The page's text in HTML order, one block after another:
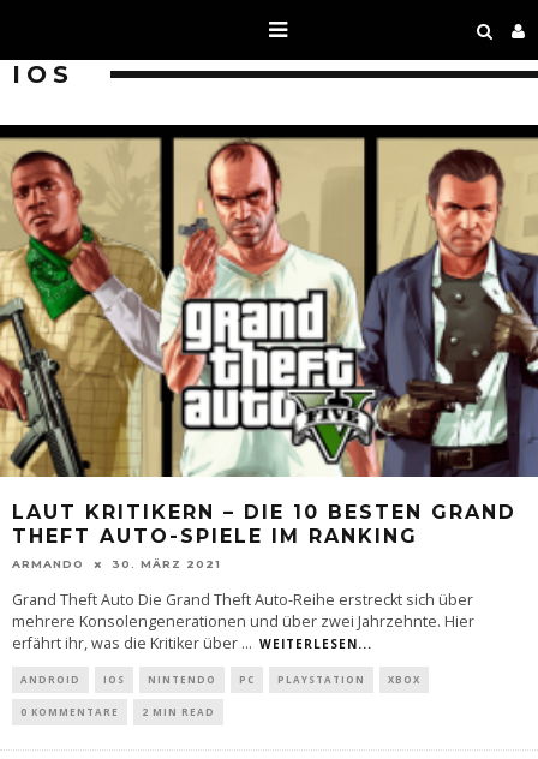
IOS
LAUT KRITIKERN – DIE 10 BESTEN GRAND
THEFT AUTO-SPIELE IM RANKING
ARMANDO 30. MÄRZ 2021
Grand Theft Auto Die Grand Theft Auto-Reihe erstreckt sich über
mehrere Konsolengenerationen und über zwei Jahrzehnte. Hier
erfährt ihr, was die Kritiker über ... WEITERLESEN...
ANDROID IOS NINTENDO PC PLAYSTATION XBOX
0 KOMMENTARE 2 MIN READ